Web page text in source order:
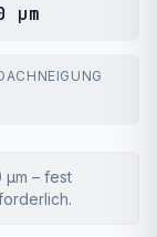
µm
µm – fest